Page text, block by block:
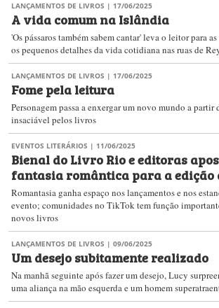
LANÇAMENTOS DE LIVROS | 17/06/2025
A vida comum na Islândia
'Os pássaros também sabem cantar' leva o leitor para
os pequenos detalhes da vida cotidiana nas ruas de
LANÇAMENTOS DE LIVROS | 17/06/2025
Fome pela leitura
Personagem passa a enxergar um novo mundo a partir
insaciável pelos livros
EVENTOS LITERÁRIOS | 11/06/2025
Bienal do Livro Rio​ e editoras
fantasia romântica para a edição
Romantasia ganha espaço nos lançamentos e nos
evento; comunidades no TikTok tem função
novos livros
LANÇAMENTOS DE LIVROS | 09/06/2025
Um desejo subitamente realizado
Na manhã seguinte após fazer um desejo, Lucy
uma aliança na mão esquerda e um homem